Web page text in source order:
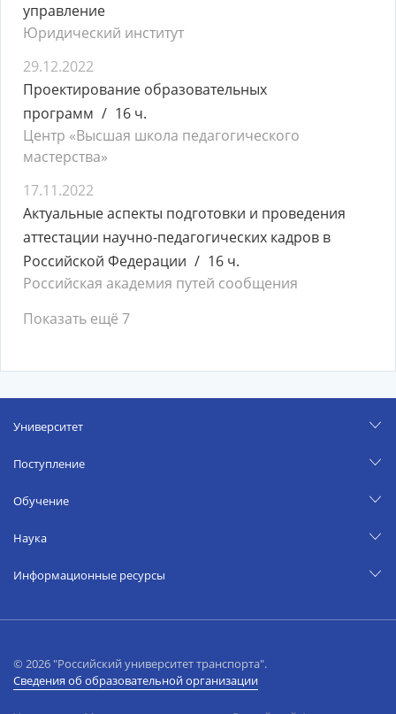
управление
Юридический институт
29.12.2022
Проектирование образовательных
программ
16 ч.
Центр «Высшая школа педагогического
мастерства»
17.11.2022
Актуальные аспекты подготовки и проведения
аттестации научно-педагогических кадров в
Российской Федерации
16 ч.
Российская академия путей сообщения
Показать ещё 7
Университет
Поступление
Обучение
Наука
Информационные ресурсы
© 2026 "Российский университет транспорта".
Сведения об образовательной организации